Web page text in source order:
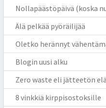
Nollapäästöpäivä (koska
Älä pelkää pyöräilijää
Oletko herännyt
Blogin uusi alku
Zero waste eli jätteetön
8 vinkkiä kirppisostoksille